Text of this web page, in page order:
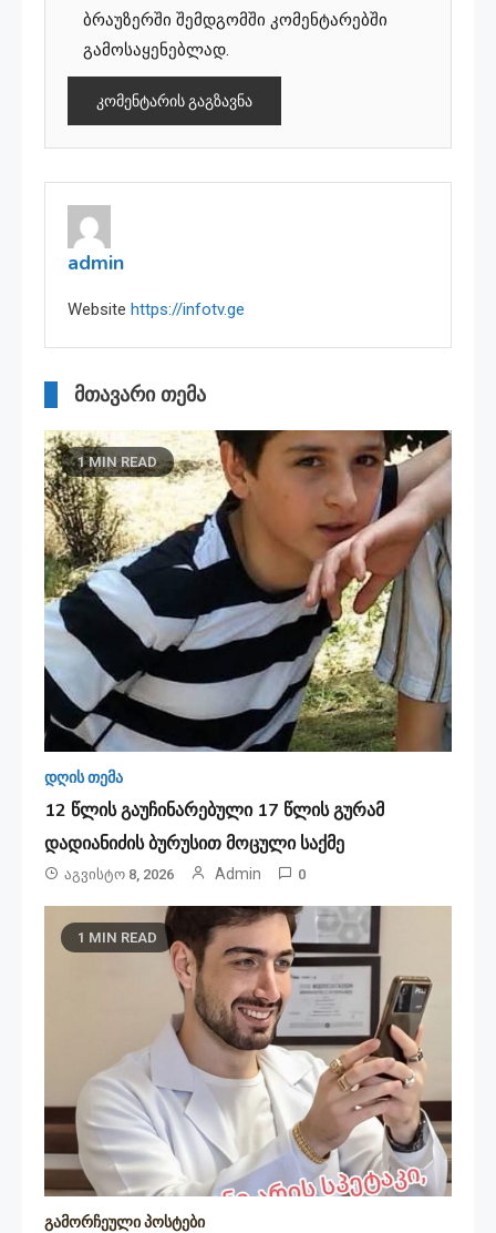
ბრაუზერში შემდგომში კომენტარებში
გამოსაყენებლად.
admin
Website https://infotv.ge
მთავარი თემა
1 MIN READ
დღის თემა
12 წლის გაუჩინარებული 17 წლის გურამ
დადიანიძის ბურუსით მოცული საქმე
Აგვისტო 8, 2026 Admin 0
1 MIN READ
გამორჩეული პოსტები